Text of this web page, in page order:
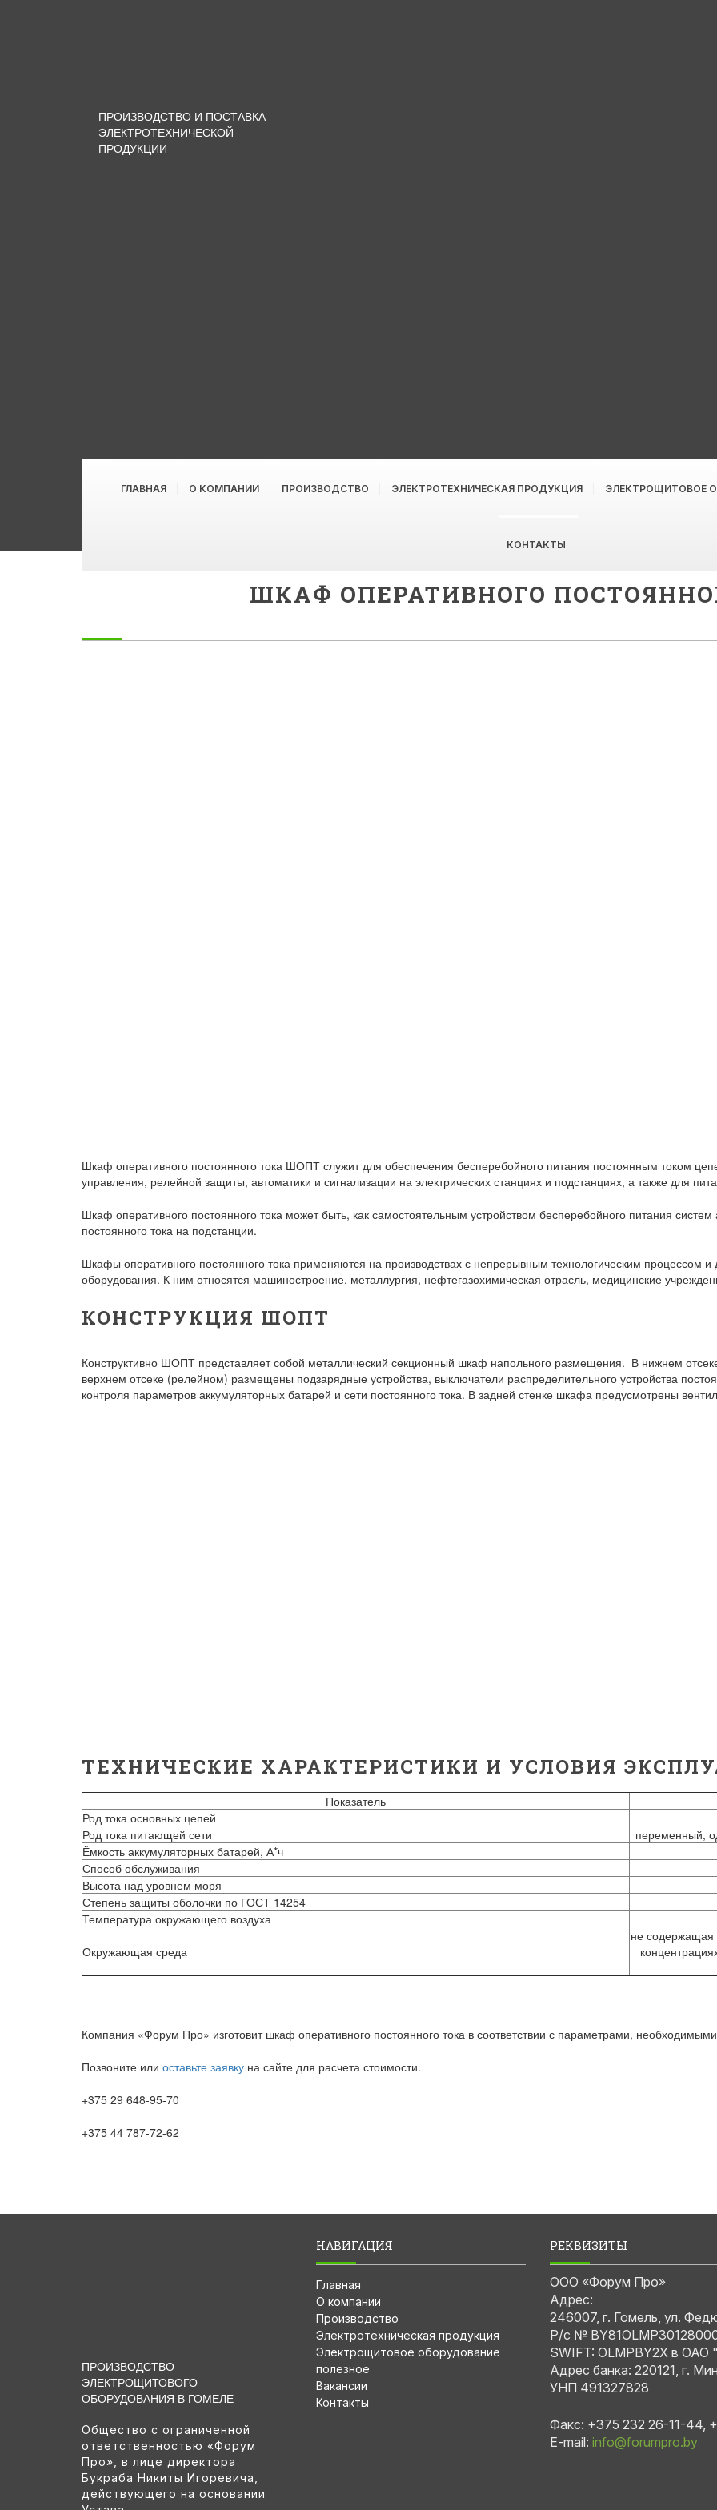
ПРОИЗВОДСТВО И ПОСТАВКА
ЭЛЕКТРОТЕХНИЧЕСКОЙ
ПРОДУКЦИИ
ГЛАВНАЯ О КОМПАНИИ ПРОИЗВОДСТВО ЭЛЕКТРОТЕХНИЧЕСКАЯ ПРОДУКЦИЯ ЭЛЕКТРОЩИТОВОЕ
КОНТАКТЫ
ШКАФ ОПЕРАТИВНОГО
Шкаф оперативного постоянного тока ШОПТ служит для обеспечения бесперебойного питания постоянным током
управления, релейной защиты, автоматики и сигнализации на электрических станциях и подстанциях, а также для
Шкаф оперативного постоянного тока может быть, как самостоятельным устройством бесперебойного питания
постоянного тока на подстанции.
Шкафы оперативного постоянного тока применяются на производствах с непрерывным технологическим процессом
оборудования. К ним относятся машиностроение, металлургия, нефтегазохимическая отрасль, медицинские
КОНСТРУКЦИЯ ШОПТ
Конструктивно ШОПТ представляет собой металлический секционный шкаф напольного размещения. В нижнем
верхнем отсеке (релейном) размещены подзарядные устройства, выключатели распределительного устройства
контроля параметров аккумуляторных батарей и сети постоянного тока. В задней стенке шкафа предусмотрены
ТЕХНИЧЕСКИЕ ХАРАКТЕРИСТИКИ И УСЛОВИЯ
Показатель
Род тока основных цепей
Род тока питающей сети
переменный,
Ёмкость аккумуляторных батарей, А*ч
Способ обслуживания
Высота над уровнем моря
Степень защиты оболочки по ГОСТ 14254
Температура окружающего воздуха
Окружающая среда
не содержащая
Компания «Форум Про» изготовит шкаф оперативного постоянного тока в соответствии с параметрами, необходимыми
Позвоните или оставьте заявку на сайте для расчета стоимости.
+375 29 648-95-70
+375 44 787-72-62
ПРОИЗВОДСТВО
ЭЛЕКТРОЩИТОВОГО
ОБОРУДОВАНИЯ В ГОМЕЛЕ
Общество с ограниченной
ответственностью «Форум
Про», в лице директора
Букраба Никиты Игоревича,
действующего на основании
НАВИГАЦИЯ
Главная
О компании
Производство
Электротехническая продукция
Электрощитовое оборудование
полезное
Вакансии
Контакты
РЕКВИЗИТЫ
ООО «Форум Про»
Адрес:
246007, г. Гомель, ул.
Р/с №
SWIFT: OLMPBY2X в ОАО
Адрес банка: 220121, г.
УНП 491327828
Факс: +375 232 26-11-44,
E-mail: info@forumpro.by